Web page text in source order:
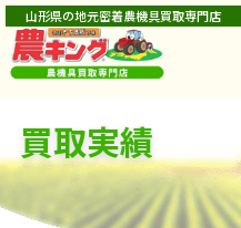
山形県の地元密着農機具買取専門店
買取実績